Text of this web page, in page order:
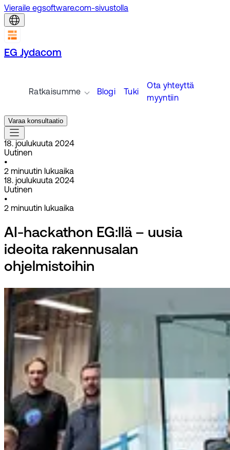
Vieraile egsoftware.com-sivustolla
EG Jydacom
Ratkaisumme Blogi Tuki
Ota yhteyttä
myyntiin
Varaa konsultaatio
18. joulukuuta 2024
Uutinen
•
2 minuutin lukuaika
18. joulukuuta 2024
Uutinen
•
2 minuutin lukuaika
AI-hackathon EG:llä – uusia
ideoita rakennusalan
ohjelmistoihin